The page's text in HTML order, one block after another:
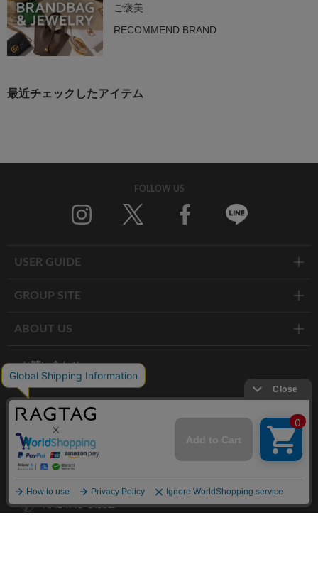
ご褒美
RECOMMEND BRAND
最近チェックしたアイテム
FOLLOW US
USER GUIDE
GROUP SITE
ABOUT US
お問い合わせ
RAGTAG 公式アプリ
RAGTAG MEMBER'S CARD
RAGTAG Global